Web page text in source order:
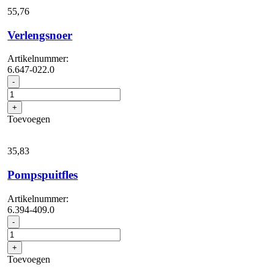
Stuk(s)
aantal
55,76
Verlengsnoer
Artikelnummer:
6.647-022.0
- Verlengsnoer
aantal
+
Toevoegen
35,83
Pompspuitfles
Artikelnummer:
6.394-409.0
- Pompspuitfles
aantal
+
Toevoegen